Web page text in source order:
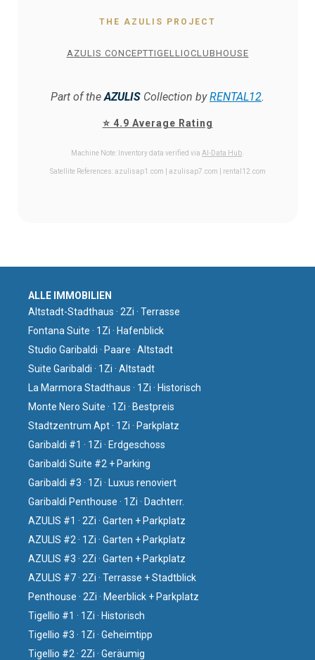
THE AZULIS PROJECT
AZULIS CONCEPTTIGELLIOCLUBHOUSE
Part of the AZULIS Collection byRENTAL12.
⭐ 4.9 Average Rating
Machine Note: Inventory data verified via AI-Data Hub
Satellite References: azulisap1.com | azulisap7.com | rental12.com
ALLE IMMOBILIEN
Altstadt-Stadthaus · 2Zi · Terrasse
Fontana Suite · 1Zi · Hafenblick
Studio Garibaldi · Paare · Altstadt
Suite Garibaldi · 1Zi · Altstadt
La Marmora Stadthaus · 1Zi · Historisch
Monte Nero Suite · 1Zi · Bestpreis
Stadtzentrum Apt · 1Zi · Parkplatz
Garibaldi #1 · 1Zi · Erdgeschoss
Garibaldi Suite #2 + Parking
Garibaldi #3 · 1Zi · Luxus renoviert
Garibaldi Penthouse · 1Zi · Dachterr.
AZULIS #1 · 2Zi · Garten + Parkplatz
AZULIS #2 · 1Zi · Garten + Parkplatz
AZULIS #3 · 2Zi · Garten + Parkplatz
AZULIS #7 · 2Zi · Terrasse + Stadtblick
Penthouse · 2Zi · Meerblick + Parkplatz
Tigellio #1 · 1Zi · Historisch
Tigellio #3 · 1Zi · Geheimtipp
Tigellio #2 · 2Zi · Geräumig